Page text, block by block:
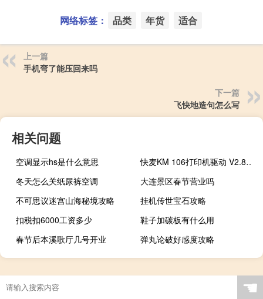
网络标签： 品类 年货 适合
上一篇
手机弯了能压回来吗
下一篇
飞快地造句怎么写
相关问题
空调显示hs是什么意思
快麦KM 106打印机驱动 V2.8 官方版（快麦KM 106打印机驱动 V2.8 官方版功能简介）
冬天怎么关纸尿裤空调
大连景区春节营业吗
不可思议迷宫山海秘境攻略
挂机传世宝石攻略
扣税扣6000工资多少
鞋子加碳板有什么用
春节后本溪歌厅几号开业
弹丸论破好感度攻略
☚